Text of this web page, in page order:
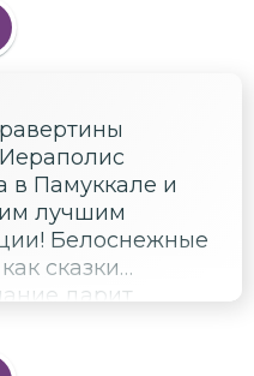
в Памуккале и
лучшим
Белоснежные
сказки
дарит
цивилизации